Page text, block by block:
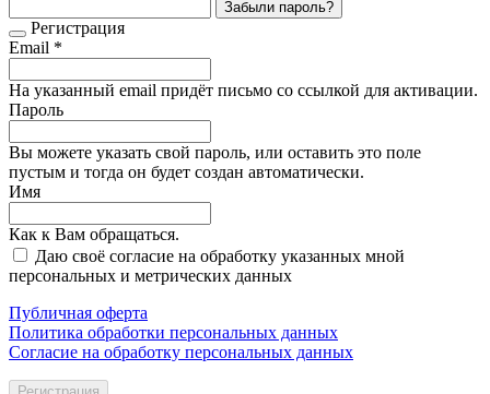
Забыли пароль?
Регистрация
Email *
На указанный email придёт письмо со ссылкой для активации.
Пароль
Вы можете указать свой пароль, или оставить это поле
пустым и тогда он будет создан автоматически.
Имя
Как к Вам обращаться.
Даю своё согласие на обработку указанных мной
персональных и метрических данных
Публичная оферта
Политика обработки персональных данных
Согласие на обработку персональных данных